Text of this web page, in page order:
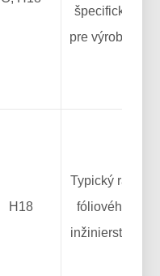
špecifické
pre výrobcu
H18
Typický rad
fóliového
inžinierstva